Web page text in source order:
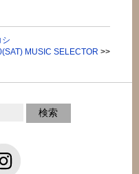
MUSIC SELECTOR >>